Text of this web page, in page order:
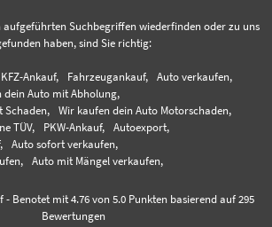
aufgeführten Suchbegriffen wiederfinden oder zu uns
haben, sind Sie richtig:
KFZ-Ankauf, Fahrzeugankauf,
Auto verkaufen,
dein Auto mit Abholung,
Schaden,
Wir kaufen dein Auto Motorschaden,
TÜV,
PKW-Ankauf,
Autoexport,
Auto sofort verkaufen,
Auto mit Mängel verkaufen,
- Benotet mit 4.76von 5.0 Punkten basierend auf 295
Bewertungen